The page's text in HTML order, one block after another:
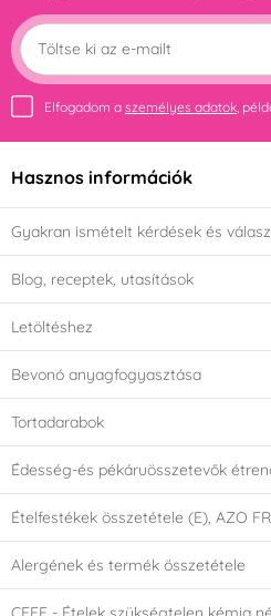
Elfogadom a személyes adatok ,
Hasznos információk
Gyakran ismételt kérdések és
Blog, receptek, utasítások
Letöltéshez
Bevonó anyagfogyasztása
Tortadarabok
Édesség-és pékáruösszetevők
Ételfestékek összetétele (E), AZO
Alergének és termék összetétele